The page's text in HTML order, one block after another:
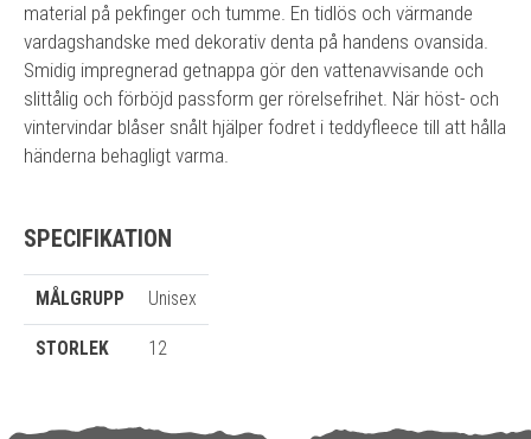
material på pekfinger och tumme. En tidlös och värmande
vardagshandske med dekorativ denta på handens ovansida.
Smidig impregnerad getnappa gör den vattenavvisande och
slittålig och förböjd passform ger rörelsefrihet. När höst- och
vintervindar blåser snålt hjälper fodret i teddyfleece till att hålla
händerna behagligt varma.
SPECIFIKATION
MÅLGRUPP Unisex
STORLEK 12